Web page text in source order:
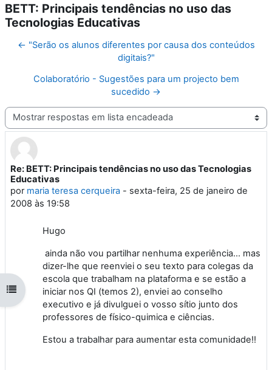
Abrir índice da disciplina
BETT: Principais tendências no uso das
Tecnologias Educativas
← "Serão os alunos diferentes por causa dos conteúdos
digitais?"
Colaboratório - Sugestões para um projecto bem
sucedido →
Modo de visualização
Re: BETT: Principais tendências no uso das Tecnologias
Educativas
por maria teresa cerqueira - sexta-feira, 25 de janeiro de
2008 às 19:58
Número de respostas: 0
Hugo
ainda não vou partilhar nenhuma experiência... mas
dizer-lhe que reenviei o seu texto para colegas da
escola que trabalham na plataforma e se estão a
iniciar nos QI (temos 2), enviei ao conselho
executivo e já divulguei o vosso sítio junto dos
professores de físico-quimica e ciências.
Estou a trabalhar para aumentar esta comunidade!!